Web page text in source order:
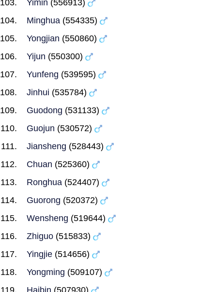
Yimin (556913)
Minghua (554335)
Yongjian (550860)
Yijun (550300)
Yunfeng (539595)
Jinhui (535784)
Guodong (531133)
Guojun (530572)
Jiansheng (528443)
Chuan (525360)
Ronghua (524407)
Guorong (520372)
Wensheng (519644)
Zhiguo (515833)
Yingjie (514656)
Yongming (509107)
Haibin (507930)